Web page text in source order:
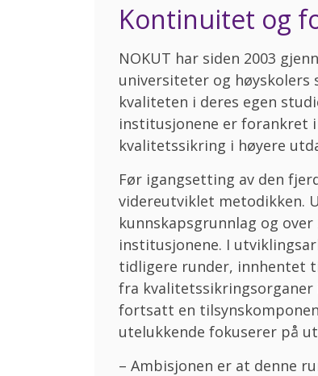
Kontinuitet og
NOKUT har siden 2003
universiteter og høyskolers
kvaliteten i deres egen
institusjonene er forankret
kvalitetssikring i høyere
Før igangsetting av den
videreutviklet metodikken.
kunnskapsgrunnlag og
institusjonene. I
tidligere runder, innhentet
fra kvalitetssikringsorganer
fortsatt en
utelukkende fokuserer på
– Ambisjonen er at denne